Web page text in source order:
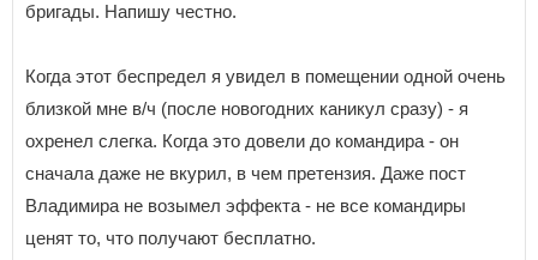
бригады. Напишу честно.
Когда этот беспредел я увидел в помещении одной очень
близкой мне в/ч (после новогодних каникул сразу) - я
охренел слегка. Когда это довели до командира - он
сначала даже не вкурил, в чем претензия. Даже пост
Владимира не возымел эффекта - не все командиры
ценят то, что получают бесплатно.